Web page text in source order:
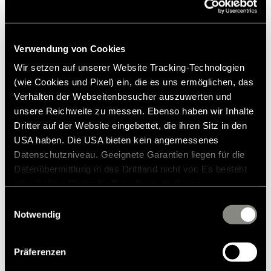
Verwendung von Cookies
Wir setzen auf unserer Website Tracking-Technologien
(wie Cookies und Pixel) ein, die es uns ermöglichen, das
Verhalten der Webseitenbesucher auszuwerten und
unsere Reichweite zu messen. Ebenso haben wir Inhalte
Dritter auf der Website eingebettet, die ihren Sitz in den
USA haben. Die USA bieten kein angemessenes
Datenschutzniveau. Geeignete Garantien liegen für die
Datenübermittlung in das Drittland nicht vor. Es besteht
zustehen. Eingesetzte Dienstleister können Daten für
zusammenführen. Weitere Informationen finden Sie in
unsererDatenschutzerklärung
. Akzeptieren Sie oder
Notwendig
Präferenzen
Schmutzwassertank vor der Abfahrt leeren und
den Wassertank nur minimal befüllen.
Vorausschauend mit möglichst konstantem Tempo
fahren. Früh schalten. Häufiges Bremsen oder
Beschleunigen vermeiden.
Für optimalen Reifendruck sorgen und die
Klimaanlage maßvoll nutzen.
Ressourcen zurückhaltend einsetzen (z. B. Wasser